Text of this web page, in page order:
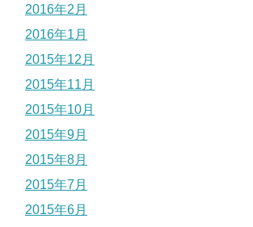
2016年2月
2016年1月
2015年12月
2015年11月
2015年10月
2015年9月
2015年8月
2015年7月
2015年6月